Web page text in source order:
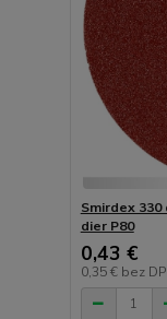
Smirdex 330
dier P80
0,43 €
0,35 € bez